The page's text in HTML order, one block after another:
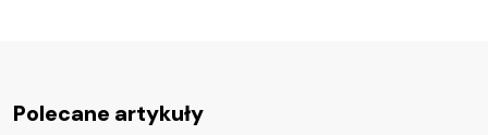
Polecane artykuły